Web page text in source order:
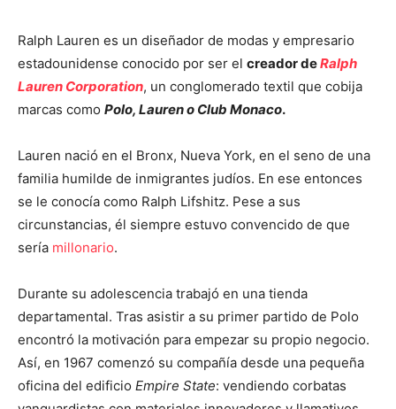
Ralph Lauren es un diseñador de modas y empresario
estadounidense conocido por ser el creador deRalph
Lauren Corporation, un conglomerado textil que cobija
marcas como Polo, Lauren o Club Monaco.
Lauren nació en el Bronx, Nueva York, en el seno de una
familia humilde de inmigrantes judíos. En ese entonces
se le conocía como Ralph Lifshitz. Pese a sus
circunstancias, él siempre estuvo convencido de que
sería millonario.
Durante su adolescencia trabajó en una tienda
departamental. Tras asistir a su primer partido de Polo
encontró la motivación para empezar su propio negocio.
Así, en 1967 comenzó su compañía desde una pequeña
oficina del edificio Empire State: vendiendo corbatas